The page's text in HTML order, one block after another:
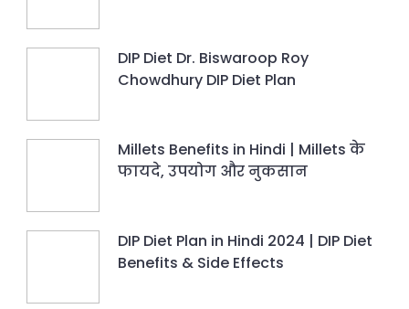
DIP Diet Dr. Biswaroop Roy
Chowdhury DIP Diet Plan
Millets Benefits in Hindi | Millets के
फायदे, उपयोग और नुकसान
DIP Diet Plan in Hindi 2024 | DIP Diet
Benefits & Side Effects